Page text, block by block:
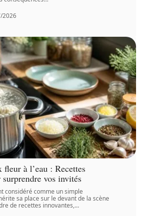
2026
fleur à l’eau : Recettes
vos invités
considéré comme un simple
sa place sur le devant de la scène
de recettes innovantes,…